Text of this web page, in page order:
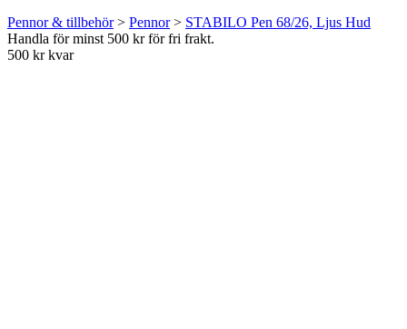
Pennor & tillbehör> Pennor> STABILO Pen 68/26, Ljus Hud
Handla för minst 500 kr för fri frakt.
500 kr kvar